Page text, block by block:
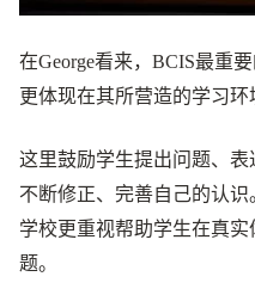
在George看来，BCIS最重
更体现在其所营造的学习环
这里鼓励学生提出问题、
不断修正、完善自己的认识
学校更重视帮助学生在真
题。